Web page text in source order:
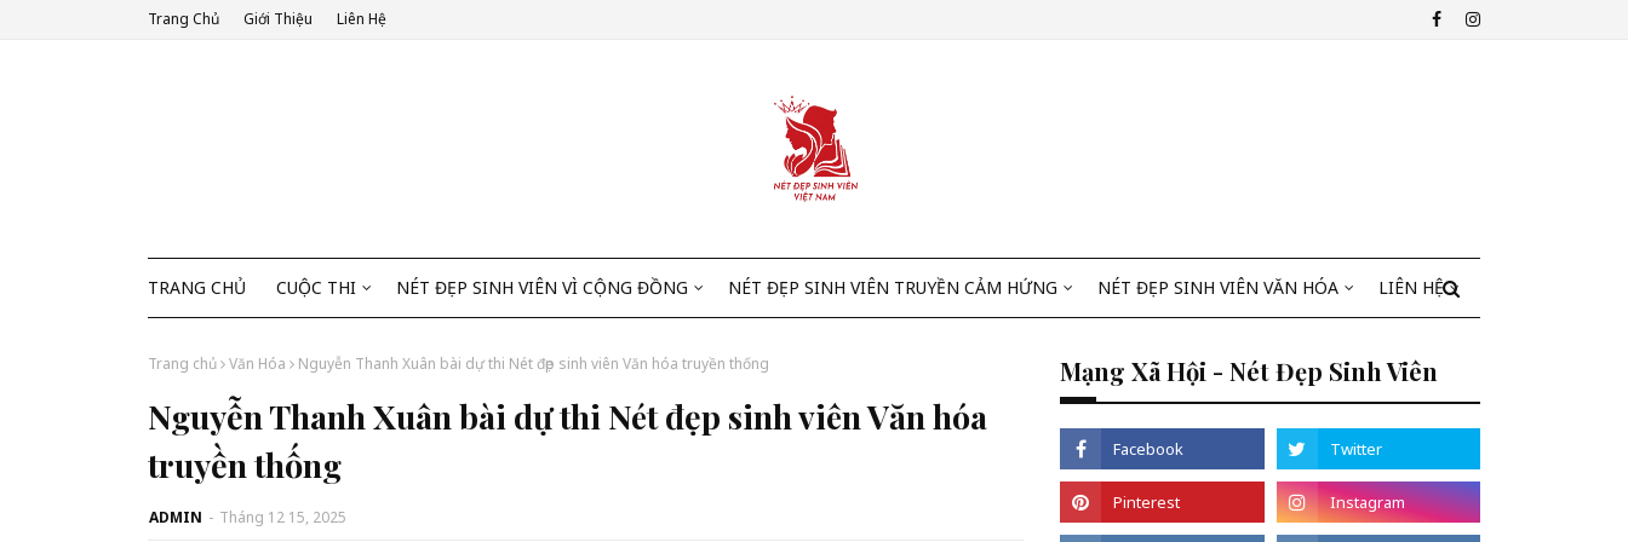
Trang Chủ Giới Thiệu Liên Hệ
TRANG CHỦ CUỘC THI NÉT ĐẸP SINH VIÊN VÌ CỘNG ĐỒNG NÉT ĐẸP SINH VIÊN TRUYỀN CẢM HỨNG NÉT ĐẸP SINH VIÊN VĂN HÓA LIÊN HỆ
Trang chủ Văn Hóa Nguyễn Thanh Xuân bài dự thi Nét đẹp sinh viên Văn hóa truyền thống
Nguyễn Thanh Xuân bài dự thi Nét đẹp sinh viên Văn hóa
truyền thống
ADMIN - Tháng 12 15, 2025
Mạng Xã Hội - Nét Đẹp Sinh Viên